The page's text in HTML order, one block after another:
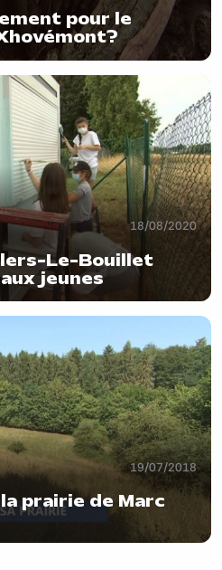
pour le
18/08/2020
Le-Bouillet
jeunes
19/07/2018
prairie de Marc